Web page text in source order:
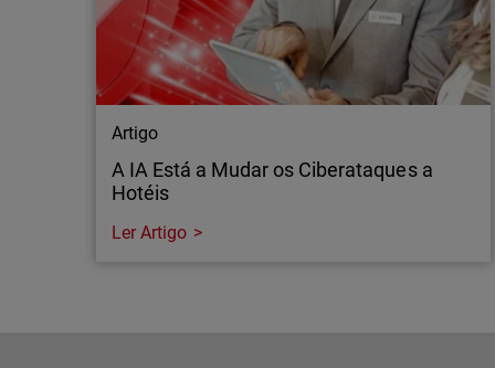
Artigo
A IA Está a Mudar os Ciberataques a
Hotéis
Ler Artigo